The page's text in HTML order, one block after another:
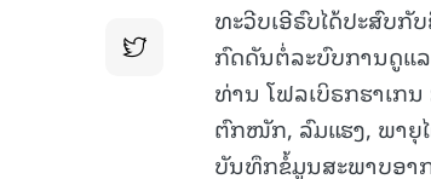
ທະວີບເອີຣົບໄດ້ປະສົບກັ
ກົດດັນຕໍ່ລະບົບການດູແ
ທ່ານ ໂຟລເບິຣກຮາເກ
ຕົກໜັກ, ລົມແຮງ, ພາຍຸ
ບັນທຶກຂໍ້ມູນສະພາບອາ